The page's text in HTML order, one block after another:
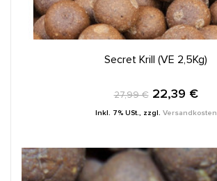
IN DEN WARENKORB
Secret Krill (VE 2,5Kg)
27,99 € 22,39 €
Inkl. 7% USt., zzgl. Versandkosten